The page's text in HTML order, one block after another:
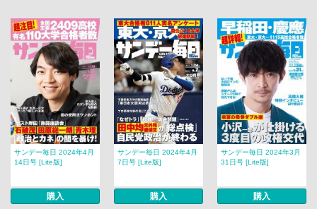
サンデー毎日 2024年4月
14日号 [Lite版]
購入
サンデー毎日 2024年4月
7日号 [Lite版]
購入
サンデー毎日 2024年3月
31日号 [Lite版]
購入